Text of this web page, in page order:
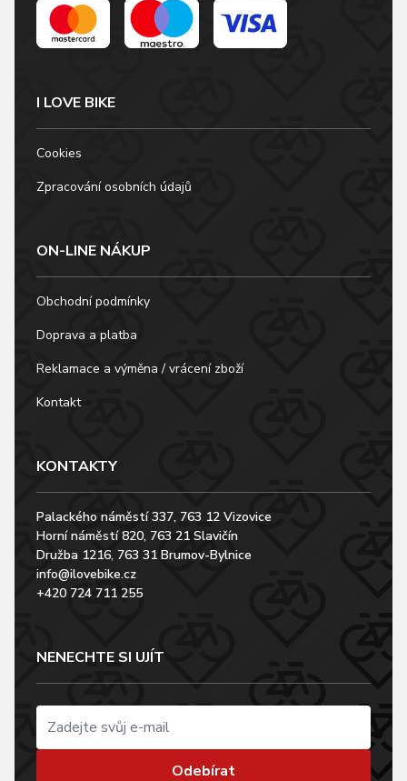
Vnitřní nastavení šířky
na suchý zips,…
I LOVE BIKE
Cookies
Zpracování osobních údajů
ON-LINE NÁKUP
Obchodní podmínky
Doprava a platba
Reklamace a výměna / vrácení zboží
Kontakt
KONTAKTY
Palackého náměstí 337, 763 12 Vizovice
Horní náměstí 820, 763 21 Slavičín
Družba 1216, 763 31 Brumov-Bylnice
info@ilovebike.cz
+420 724 711 255
NENECHTE SI UJÍT
Odebírat